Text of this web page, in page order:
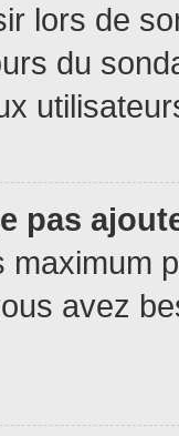
lors de
du
pas
maximum
avez